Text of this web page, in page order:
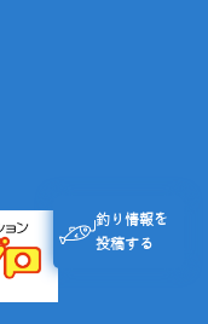
釣り情報を
投稿する